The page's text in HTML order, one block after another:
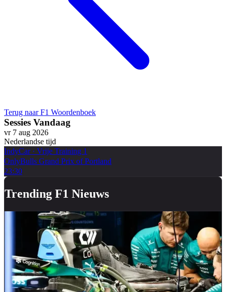
Terug naar F1 Woordenboek
Sessies Vandaag
vr 7 aug 2026
Nederlandse tijd
IndyCar· Vrije Training 1
OnlyBulls Grand Prix of Portland
23:30
Trending F1 Nieuws